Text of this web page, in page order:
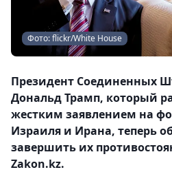
Фото: flickr/White House
Президент Соединенных
Дональд Трамп, который
жестким заявлением на
Израиля и Ирана, теперь
завершить их
Zakon.kz.